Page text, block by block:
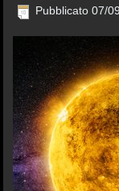
Pubblicato 07/